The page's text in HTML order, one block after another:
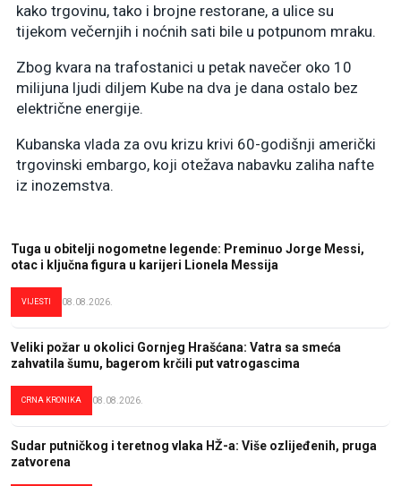
kako trgovinu, tako i brojne restorane, a ulice su
tijekom večernjih i noćnih sati bile u potpunom mraku.
Zbog kvara na trafostanici u petak navečer oko 10
milijuna ljudi diljem Kube na dva je dana ostalo bez
električne energije.
Kubanska vlada za ovu krizu krivi 60-godišnji američki
trgovinski embargo, koji otežava nabavku zaliha nafte
iz inozemstva.
Tuga u obitelji nogometne legende: Preminuo Jorge Messi,
otac i ključna figura u karijeri Lionela Messija
VIJESTI 08.08.2026.
Veliki požar u okolici Gornjeg Hrašćana: Vatra sa smeća
zahvatila šumu, bagerom krčili put vatrogascima
CRNA KRONIKA 08.08.2026.
Sudar putničkog i teretnog vlaka HŽ-a: Više ozlijeđenih, pruga
zatvorena